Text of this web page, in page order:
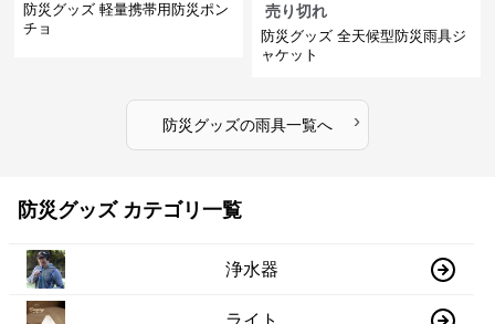
防災グッズ 軽量携帯用防災ポン
チョ
売り切れ
防災グッズ 全天候型防災雨具ジ
ャケット
防災グッズの雨具一覧へ ›
防災グッズ カテゴリ一覧
浄水器
ライト